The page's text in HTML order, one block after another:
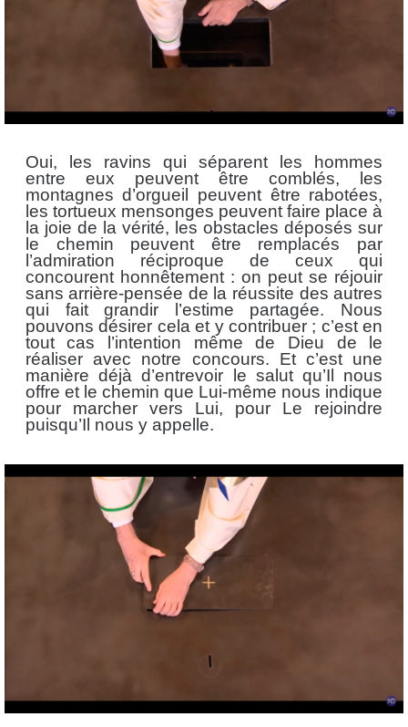
Oui, les ravins qui séparent les hommes
entre eux peuvent être comblés, les
montagnes d’orgueil peuvent être rabotées,
les tortueux mensonges peuvent faire place à
la joie de la vérité, les obstacles déposés sur
le chemin peuvent être remplacés par
l’admiration réciproque de ceux qui
concourent honnêtement : on peut se réjouir
sans arrière-pensée de la réussite des autres
qui fait grandir l’estime partagée. Nous
pouvons désirer cela et y contribuer ; c’est en
tout cas l’intention même de Dieu de le
réaliser avec notre concours. Et c’est une
manière déjà d’entrevoir le salut qu’Il nous
offre et le chemin que Lui-même nous indique
pour marcher vers Lui, pour Le rejoindre
puisqu’Il nous y appelle.